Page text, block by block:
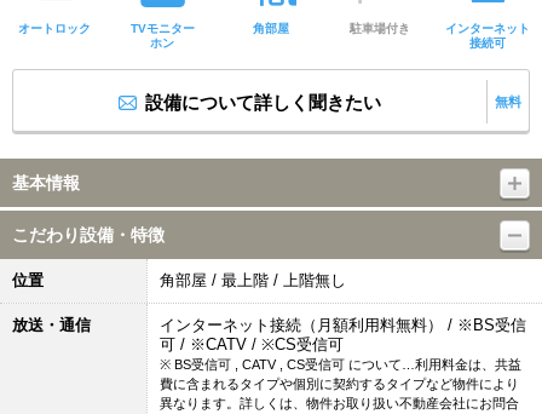
オートロック
TVモニター
ホン
角部屋 駐車場付き
インターネット
接続可
設備について詳しく聞きたい 無料
基本情報
こだわり設備・特徴
位置 角部屋 / 最上階 / 上階無し
放送・通信
インターネット接続（月額利用料無料） / ※BS受信
可 / ※CATV / ※CS受信可
※ BS受信可 , CATV , CS受信可 について…利用料金は、共益
費に含まれるタイプや個別に契約するタイプなど物件により
異なります。詳しくは、物件お取り扱い不動産会社にお問合